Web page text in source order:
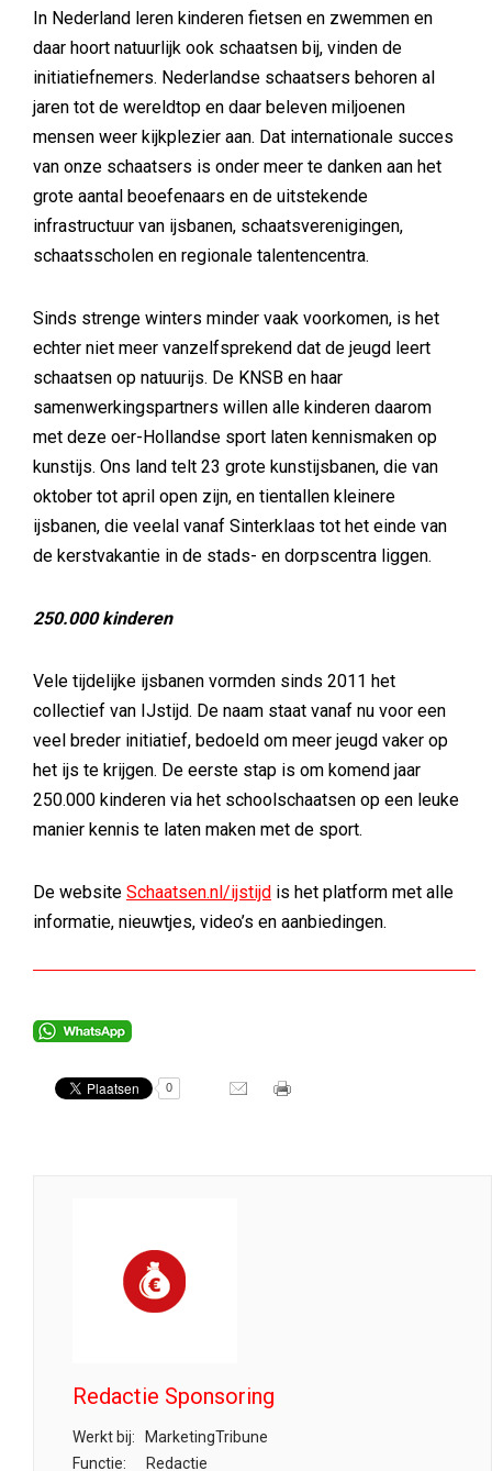
In Nederland leren kinderen fietsen en zwemmen en
daar hoort natuurlijk ook schaatsen bij, vinden de
initiatiefnemers. Nederlandse schaatsers behoren al
jaren tot de wereldtop en daar beleven miljoenen
mensen weer kijkplezier aan. Dat internationale succes
van onze schaatsers is onder meer te danken aan het
grote aantal beoefenaars en de uitstekende
infrastructuur van ijsbanen, schaatsverenigingen,
schaatsscholen en regionale talentencentra.
Sinds strenge winters minder vaak voorkomen, is het
echter niet meer vanzelfsprekend dat de jeugd leert
schaatsen op natuurijs. De KNSB en haar
samenwerkingspartners willen alle kinderen daarom
met deze oer-Hollandse sport laten kennismaken op
kunstijs. Ons land telt 23 grote kunstijsbanen, die van
oktober tot april open zijn, en tientallen kleinere
ijsbanen, die veelal vanaf Sinterklaas tot het einde van
de kerstvakantie in de stads- en dorpscentra liggen.
250.000 kinderen
Vele tijdelijke ijsbanen vormden sinds 2011 het
collectief van IJstijd. De naam staat vanaf nu voor een
veel breder initiatief, bedoeld om meer jeugd vaker op
het ijs te krijgen. De eerste stap is om komend jaar
250.000 kinderen via het schoolschaatsen op een leuke
manier kennis te laten maken met de sport.
De website Schaatsen.nl/ijstijd is het platform met alle
informatie, nieuwtjes, video’s en aanbiedingen.
0
Redactie Sponsoring
Werkt bij:
MarketingTribune
Functie:
Redactie